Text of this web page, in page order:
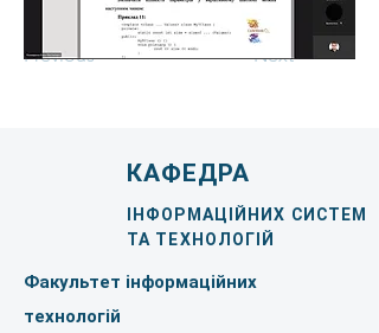
Previous Next
КАФЕДРА
ІНФОРМАЦІЙНИХ СИСТЕМ
ТА ТЕХНОЛОГІЙ
Факультет інформаційних
технологій